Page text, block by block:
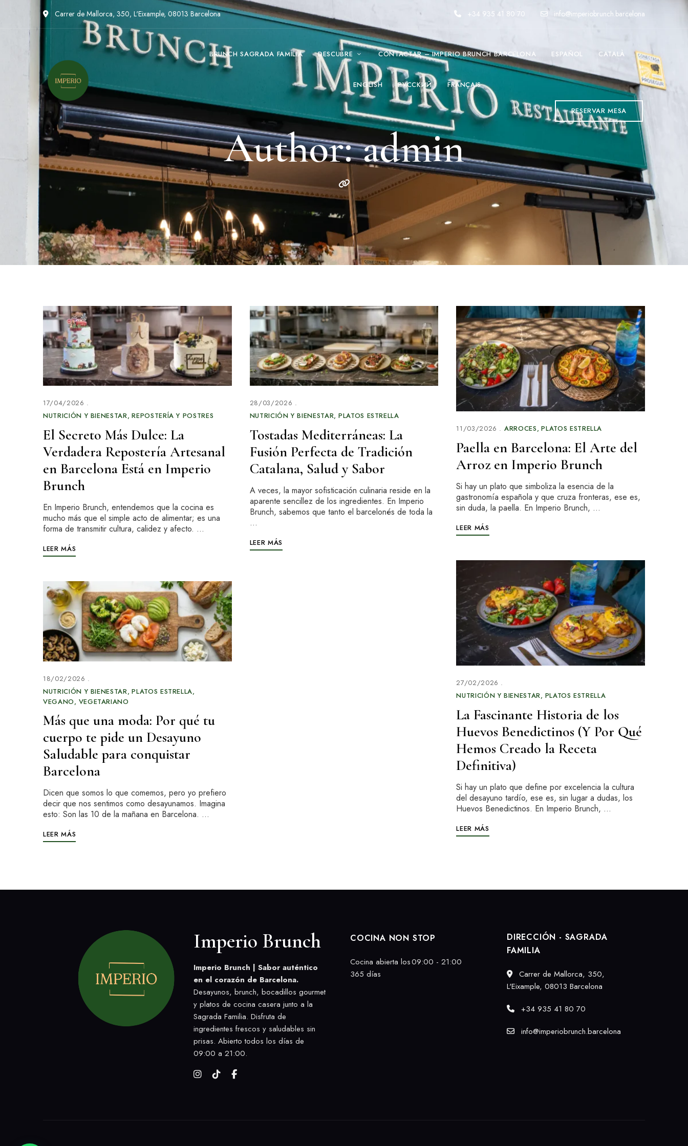
Carrer de Mallorca, 350, L'Eixample, 08013 Barcelona +34 935 41 80 70 info@imperiobrunch.barcelona
BRUNCH SAGRADA FAMILIA DESCUBRE CONTACTAR – IMPERIO BRUNCH BARCELONA ESPAÑOL CATALÀ
ENGLISH РУССКИЙ FRANÇAIS
RESERVAR MESA
Author: admin
17/04/2026
NUTRICIÓN Y BIENESTAR REPOSTERÍA Y POSTRES
El Secreto Más Dulce: La
Verdadera Repostería Artesanal
en Barcelona Está en Imperio
Brunch
En Imperio Brunch, entendemos que la cocina es
mucho más que el simple acto de alimentar; es una
forma de transmitir cultura, calidez y afecto. …
LEER MÁS
18/02/2026
NUTRICIÓN Y BIENESTAR PLATOS ESTRELLA
VEGANO VEGETARIANO
Más que una moda: Por qué tu
cuerpo te pide un Desayuno
Saludable para conquistar
Barcelona
Dicen que somos lo que comemos, pero yo prefiero
decir que nos sentimos como desayunamos. Imagina
esto: Son las 10 de la mañana en Barcelona. …
LEER MÁS
28/03/2026
NUTRICIÓN Y BIENESTAR PLATOS ESTRELLA
Tostadas Mediterráneas: La
Fusión Perfecta de Tradición
Catalana, Salud y Sabor
A veces, la mayor sofisticación culinaria reside en la
aparente sencillez de los ingredientes. En Imperio
Brunch, sabemos que tanto el barcelonés de toda la
…
LEER MÁS
11/03/2026 ARROCES PLATOS ESTRELLA
Paella en Barcelona: El Arte del
Arroz en Imperio Brunch
Si hay un plato que simboliza la esencia de la
gastronomía española y que cruza fronteras, ese es,
sin duda, la paella. En Imperio Brunch, …
LEER MÁS
27/02/2026
NUTRICIÓN Y BIENESTAR PLATOS ESTRELLA
La Fascinante Historia de los
Huevos Benedictinos (Y Por Qué
Hemos Creado la Receta
Definitiva)
Si hay un plato que define por excelencia la cultura
del desayuno tardío, ese es, sin lugar a dudas, los
Huevos Benedictinos. En Imperio Brunch, …
LEER MÁS
Imperio Brunch
Imperio Brunch | Sabor auténtico
en el corazón de Barcelona.
Desayunos, brunch, bocadillos gourmet
y platos de cocina casera junto a la
Sagrada Familia. Disfruta de
ingredientes frescos y saludables sin
prisas. Abierto todos los días de
09:00 a 21:00.
COCINA NON STOP
Cocina abierta los
365 días
09:00 - 21:00
DIRECCIÓN - SAGRADA
FAMILIA
Carrer de Mallorca, 350,
L'Eixample, 08013 Barcelona
+34 935 41 80 70
info@imperiobrunch.barcelona